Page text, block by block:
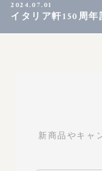
2024.07.01
イタリア軒150周
新商品やキャ